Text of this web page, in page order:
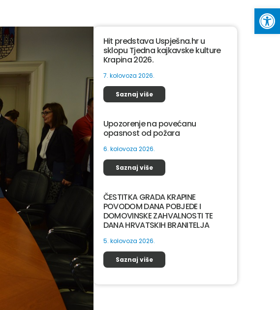
Hit predstava Uspješna.hr u
sklopu Tjedna kajkavske kulture
Krapina 2026.
7. kolovoza 2026.
Saznaj više
Upozorenje na povećanu
opasnost od požara
6. kolovoza 2026.
Saznaj više
ČESTITKA GRADA KRAPINE
POVODOM DANA POBJEDE I
DOMOVINSKE ZAHVALNOSTI TE
DANA HRVATSKIH BRANITELJA
5. kolovoza 2026.
Saznaj više